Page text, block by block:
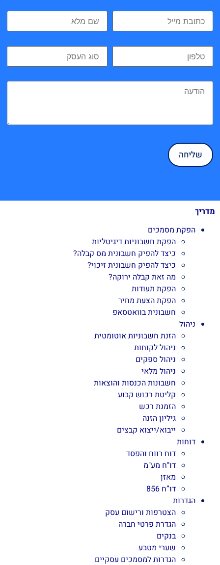
מדריך
הפקת מסמכים
הפקת חשבוניות דיגיטליות
כיצד להפיק חשבונית מס קבלה?
כיצד להפיק חשבונית זיכוי?
מה זאת קבלה ירוקה?
הפקת תעודות
הפקת הצעת מחיר
חשבונית בוואטסאפ
ניהול
הזנת חשבוניות אוטומטית
ניהול לקוחות
ניהול ספקים
ניהול מלאי
חשבונות הכנסות והוצאות
קליטת רכוש קבוע
הזמנת רכש
גיליון הזנה
ייבוא/ייצוא קבצים
דוחות
דוח רווח והפסד
דו"ח מע"מ
מאזן
דו”ח 856
הגדרות
הצטרפות ורישום עסק
הגדרת פרטי חברה
בנקים
שערי מטבע
הגדרות למסמכים עסקיים